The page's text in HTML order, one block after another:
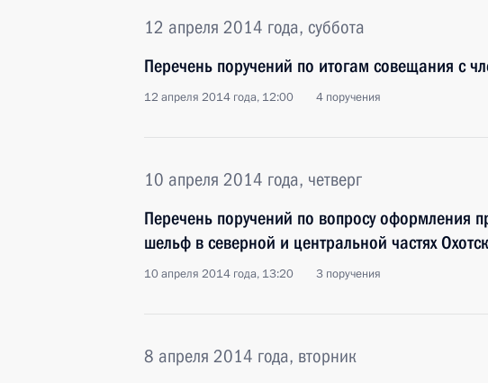
12 апреля 2014 года, суббота
Перечень поручений по итогам совещания с
12 апреля 2014 года, 12:00 4 поручения
10 апреля 2014 года, четверг
Перечень поручений по вопросу оформления
шельф в северной и центральной частях
10 апреля 2014 года, 13:20 3 поручения
8 апреля 2014 года, вторник